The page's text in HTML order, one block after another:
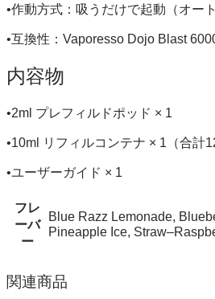
•作動方式：吸うだけで起動（オー
•互換性：Vaporesso Dojo Blast
内容物
•2ml プレフィルドポッド × 1
•10ml リフィルコンテナ × 1（合計
•ユーザーガイド × 1
フレ
ーバ
ー
Blue Razz Lemonade,
Pineapple Ice,
関連商品